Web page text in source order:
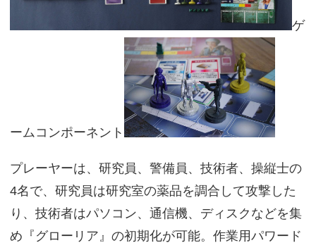
ゲ
ームコンポーネント
プレーヤーは、研究員、警備員、技術者、操縦士の
4名で、研究員は研究室の薬品を調合して攻撃した
り、技術者はパソコン、通信機、ディスクなどを集
め『グローリア』の初期化が可能。作業用パワード